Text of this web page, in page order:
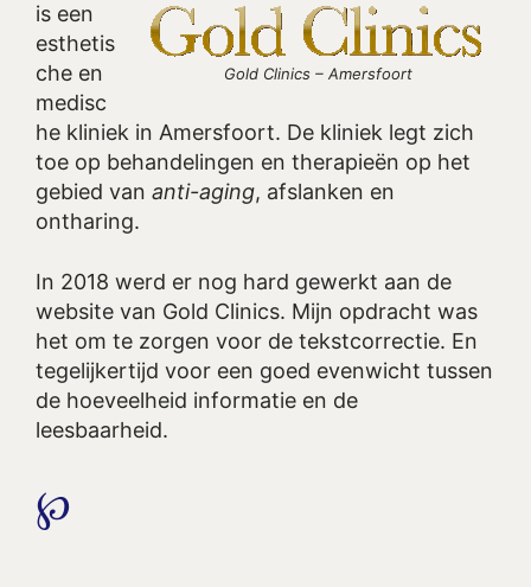
Gold Clinics – Amersfoort
is een
esthetis
che en
medisc
he kliniek in Amersfoort. De kliniek legt zich
toe op behandelingen en therapieën op het
gebied van anti-aging, afslanken en
ontharing.
In 2018 werd er nog hard gewerkt aan de
website van Gold Clinics. Mijn opdracht was
het om te zorgen voor de tekstcorrectie. En
tegelijkertijd voor een goed evenwicht tussen
de hoeveelheid informatie en de
leesbaarheid.
℘